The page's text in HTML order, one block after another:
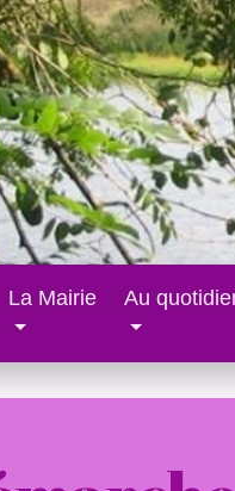
La Mairie Au